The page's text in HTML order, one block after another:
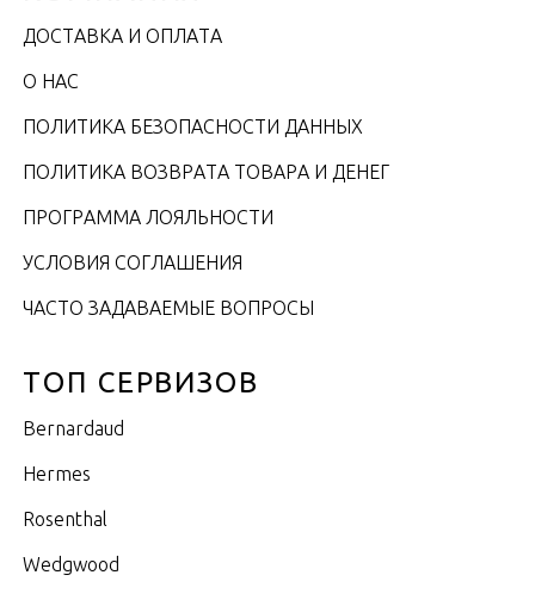
ДОСТАВКА И ОПЛАТА
О НАС
ПОЛИТИКА БЕЗОПАСНОСТИ ДАННЫХ
ПОЛИТИКА ВОЗВРАТА ТОВАРА И ДЕНЕГ
ПРОГРАММА ЛОЯЛЬНОСТИ
УСЛОВИЯ СОГЛАШЕНИЯ
ЧАСТО ЗАДАВАЕМЫЕ ВОПРОСЫ
ТОП СЕРВИЗОВ
Bernardaud
Hermes
Rosenthal
Wedgwood